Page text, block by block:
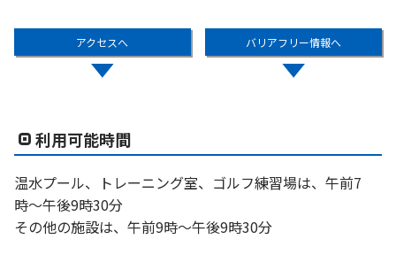
アクセスへ バリアフリー情報へ
利用可能時間
温水プール、トレーニング室、ゴルフ練習場は、午前7
時〜午後9時30分
その他の施設は、午前9時〜午後9時30分